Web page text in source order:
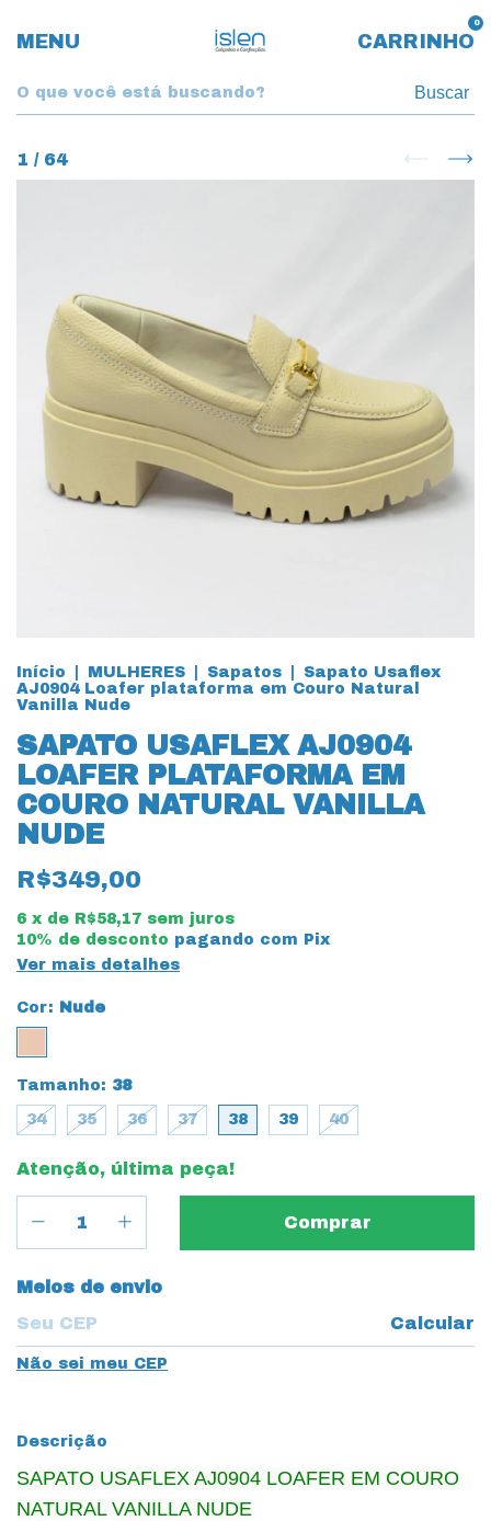
MENU CARRINHO
0
Buscar
1 / 64
Início MULHERES Sapatos
Sapato Usaflex
AJ0904 Loafer plataforma em Couro Natural
Vanilla Nude
SAPATO USAFLEX AJ0904
LOAFER PLATAFORMA EM
COURO NATURAL VANILLA
NUDE
R$349,00
6 x de R$58,17 sem juros
10% de desconto pagando com Pix
Ver mais detalhes
Cor: Nude
Tamanho: 38
34 35 36 37 38 39 40
Atenção, última peça!
Entregas para o CEP:
Meios de envio
Calcular
Não sei meu CEP
Descrição
SAPATO USAFLEX AJ0904 LOAFER EM COURO
NATURAL VANILLA NUDE